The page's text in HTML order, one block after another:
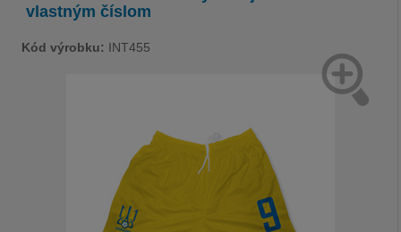
vlastným číslom
Kód výrobku: INT455